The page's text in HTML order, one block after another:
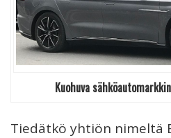
Kuohuva
Tiedätkö yhtiön nimeltä